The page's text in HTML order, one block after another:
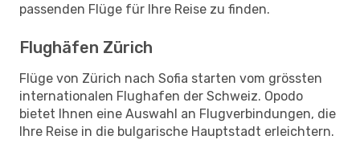
passenden Flüge für Ihre Reise zu finden.
Flughäfen Zürich
Flüge von Zürich nach Sofia starten vom grössten
internationalen Flughafen der Schweiz. Opodo
bietet Ihnen eine Auswahl an Flugverbindungen, die
Ihre Reise in die bulgarische Hauptstadt erleichtern.